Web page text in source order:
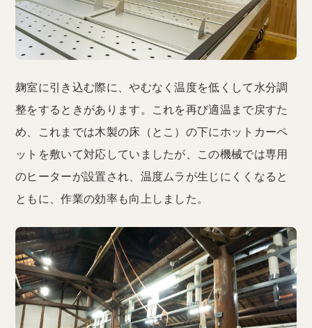
麹室に引き込む際に、やむなく温度を低くして水分調
整をするときがあります。これを再び適温まで戻すた
め、これまでは木製の床（とこ）の下にホットカーペ
ットを敷いて対応していましたが、この機械では専用
のヒーターが設置され、温度ムラが生じにくくなると
ともに、作業の効率も向上しました。